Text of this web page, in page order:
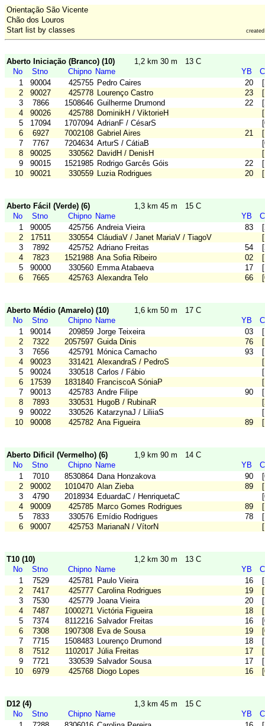
Orientação São Vicente
Chão dos Louros
Start list by classes
Aberto Iniciação (Branco) (10) 1,2 km 30 m
13 C
No
Stno Chipno Name YB
1
90004 425755 Pedro Caires 20
2
90027 425778 Lourenço Castro 23
3
7866 1508646 Guilherme Drumond 22
4
90026 425788 DominikH / ViktorieH
5
17094 1707094 AdrianF / CésarS
6
6927 7002108 Gabriel Aires 21
7
7767 7204634 ArturS / CátiaB
8
90025 330562 DavidH / DenisH
9
90015 1521985 Rodrigo Garcês Góis 22
10
90021 330559 Luzia Rodrigues 20
Aberto Fácil (Verde) (6) 1,3 km 45 m
15 C
No
Stno Chipno Name YB
1
90005 425756 Andreia Vieira 83
2
17511 330554 CláudiaV / Janet MariaV / TiagoV
3
7892 425752 Adriano Freitas 54
4
7823 1521988 Ana Sofia Ribeiro 02
5
90000 330560 Emma Atabaeva 17
6
7665 425763 Alexandra Telo 66
Aberto Médio (Amarelo) (10) 1,6 km 50 m
17 C
No
Stno Chipno Name YB
1
90014 209859 Jorge Teixeira 03
2
7322 2057597 Guida Dinis 76
3
7656 425791 Mónica Camacho 93
4
90023 331421 AlexandraS / PedroS
5
90024 330518 Carlos / Fábio
6
17539 1831840 FranciscoA SóniaP
7
90013 425783 Andre Filipe 90
8
7893 330531 HugoB / RubinaR
9
90022 330526 KatarzynaJ / LiliiaS
10
90008 425782 Ana Figueira 89
Aberto Dificil (Vermelho) (6) 1,9 km 90 m
14 C
No
Stno Chipno Name YB
1
7010 8530864 Dana Honzakova 90
2
90002 1010470 Alan Zieba 89
3
4790 2018934 EduardaC / HenriquetaC
4
90009 425785 Marco Gomes Rodrigues 89
5
7833 330576 Emídio Rodrigues 78
6
90007 425753 MarianaN / VítorN
T10 (10) 1,2 km 30 m
13 C
No
Stno Chipno Name YB
1
7529 425781 Paulo Vieira 16
2
7417 425777 Carolina Rodrigues 19
3
7530 425779 Joana Vieira 20
4
7487 1000271 Victória Figueira 18
5
7374 8112216 Salvador Freitas 16
6
7308 1907308 Eva de Sousa 19
7
7715 1508483 Lourenço Drumond 18
8
7512 1102017 Júlia Freitas 17
9
7721 330539 Salvador Sousa 17
10
6979 425768 Diogo Lopes 16
D12 (4) 1,3 km 45 m
15 C
No
Stno Chipno Name YB